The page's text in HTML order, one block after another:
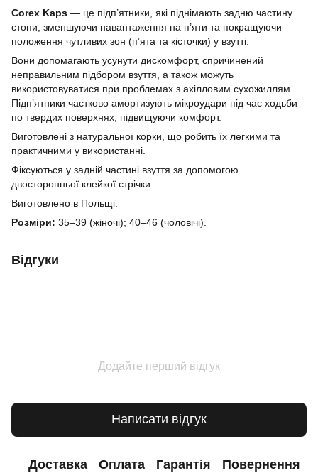
Corex Kaps — це підп’ятники, які піднімають задню частину
стопи, зменшуючи навантаження на п’яти та покращуючи
положення чутливих зон (п’ята та кісточки) у взутті.
Вони допомагають усунути дискомфорт, спричинений
неправильним підбором взуття, а також можуть
використовуватися при проблемах з ахілловим сухожиллям.
Підп’ятники частково амортизують мікроудари під час ходьби
по твердих поверхнях, підвищуючи комфорт.
Виготовлені з натуральної корки, що робить їх легкими та
практичними у використанні.
Фіксуються у задній частині взуття за допомогою
двосторонньої клейкої стрічки.
Виготовлено в Польщі.
Розміри: 35–39 (жіночі); 40–46 (чоловічі).
Відгуки
Додайте перший відгук
Написати відгук
Доставка Оплата Гарантія Повернення